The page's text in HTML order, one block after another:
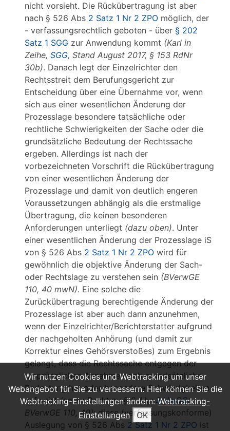
nicht vorsieht. Die Rückübertragung ist aber
nach § 526 Abs 2 Satz 1 Nr 2 ZPO möglich, der
- verfassungsrechtlich geboten - über § 202
Satz 1 SGG zur Anwendung kommt (Karl in
Zeihe, SGG, Stand August 2017, § 153 RdNr
30b). Danach legt der Einzelrichter den
Rechtsstreit dem Berufungsgericht zur
Entscheidung über eine Übernahme vor, wenn
sich aus einer wesentlichen Änderung der
Prozesslage besondere tatsächliche oder
rechtliche Schwierigkeiten der Sache oder die
grundsätzliche Bedeutung der Rechtssache
ergeben. Allerdings ist nach der
vorbezeichneten Vorschrift die Rückübertragung
von einer wesentlichen Änderung der
Prozesslage und damit von deutlich engeren
Voraussetzungen abhängig als die erstmalige
Übertragung, die keinen besonderen
Anforderungen unterliegt (dazu oben). Unter
einer wesentlichen Änderung der Prozesslage iS
von § 526 Abs 2 Satz 1 Nr 2 ZPO wird für
gewöhnlich die objektive Änderung der Sach-
oder Rechtslage zu verstehen sein (BVerwGE
110, 40 mwN). Eine solche die
Zurückübertragung berechtigende Änderung der
Prozesslage ist aber auch dann anzunehmen,
wenn der Einzelrichter/Berichterstatter aufgrund
der nachgeholten Anhörung (und damit zur
Korrektur eines Gehörsverstoßes) zum Ergebnis
gelangt, dass die Rechtssache entgegen der
ursprünglichen Annahme doch grundsätzliche
Bedeutung hat oder besondere Schwierigkeiten
aufweist(so zu Recht zu § 6 Abs3 VwGO:
BVerwGE 110, 40); diese (verfassungskonforme)
Auslegung von § 526 Abs 2 Satz 1 Nr 2 ZPO ist
Wir nutzen Cookies und Webtracking um unser
Webangebot für Sie zu verbessern. Hier können Sie die
Webtracking-Einstellungen ändern: Webtracking-
Einstellungen
OK